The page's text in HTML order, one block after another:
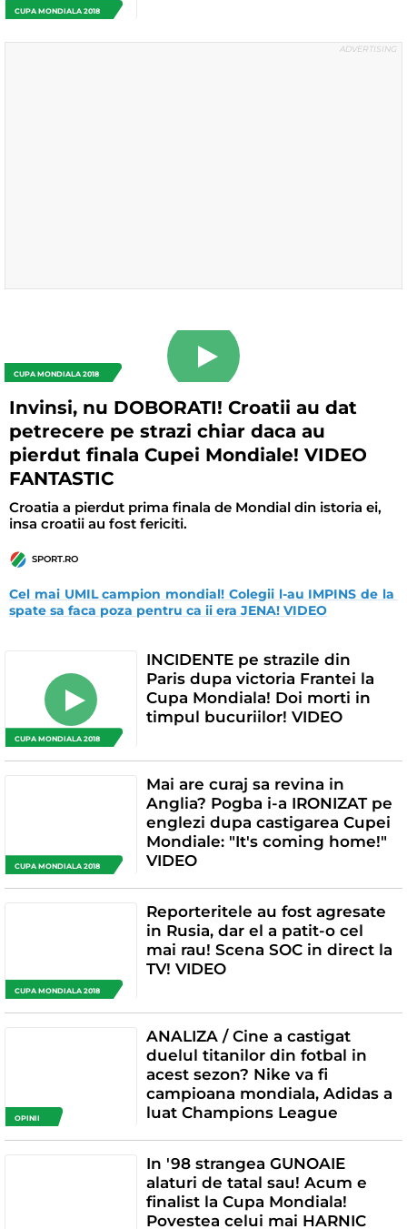
CUPA MONDIALA 2018
CUPA MONDIALA 2018
Invinsi, nu DOBORATI! Croatii au dat
petrecere pe strazi chiar daca au
pierdut finala Cupei Mondiale! VIDEO
FANTASTIC
Croatia a pierdut prima finala de Mondial din istoria ei,
insa croatii au fost fericiti.
SPORT.RO
Cel mai UMIL campion mondial! Colegii l-au IMPINS de la
spate sa faca poza pentru ca ii era JENA! VIDEO
CUPA MONDIALA 2018
INCIDENTE pe strazile din
Paris dupa victoria Frantei la
Cupa Mondiala! Doi morti in
timpul bucuriilor! VIDEO
CUPA MONDIALA 2018
Mai are curaj sa revina in
Anglia? Pogba i-a IRONIZAT pe
englezi dupa castigarea Cupei
Mondiale: "It's coming home!"
VIDEO
CUPA MONDIALA 2018
Reporteritele au fost agresate
in Rusia, dar el a patit-o cel
mai rau! Scena SOC in direct la
TV! VIDEO
OPINII
ANALIZA / Cine a castigat
duelul titanilor din fotbal in
acest sezon? Nike va fi
campioana mondiala, Adidas a
luat Champions League
In '98 strangea GUNOAIE
alaturi de tatal sau! Acum e
finalist la Cupa Mondiala!
Povestea celui mai HARNIC